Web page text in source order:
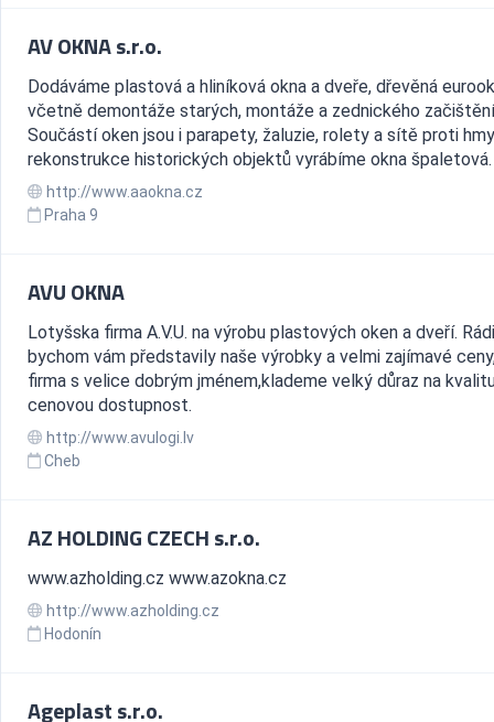
AV OKNA s.r.o.
Dodáváme plastová a hliníková okna a dveře, dřevěná
včetně demontáže starých, montáže a zednického
Součástí oken jsou i parapety, žaluzie, rolety a sítě proti
rekonstrukce historických objektů vyrábíme okna špaletová.
http://www.aaokna.cz
Praha 9
AVU OKNA
Lotyšska firma A.V.U. na výrobu plastových oken a dveří. Rádi
bychom vám představily naše výrobky a velmi zajímavé
firma s velice dobrým jménem,klademe velký důraz na
cenovou dostupnost.
http://www.avulogi.lv
Cheb
AZ HOLDING CZECH s.r.o.
www.azholding.cz www.azokna.cz
http://www.azholding.cz
Hodonín
Ageplast s.r.o.